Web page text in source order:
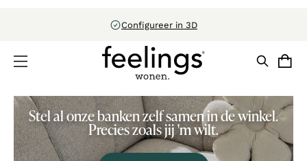
CBW-erkend
Stel al onze banken zelf samen in de winkel.
Precies zoals jij 'm wilt.